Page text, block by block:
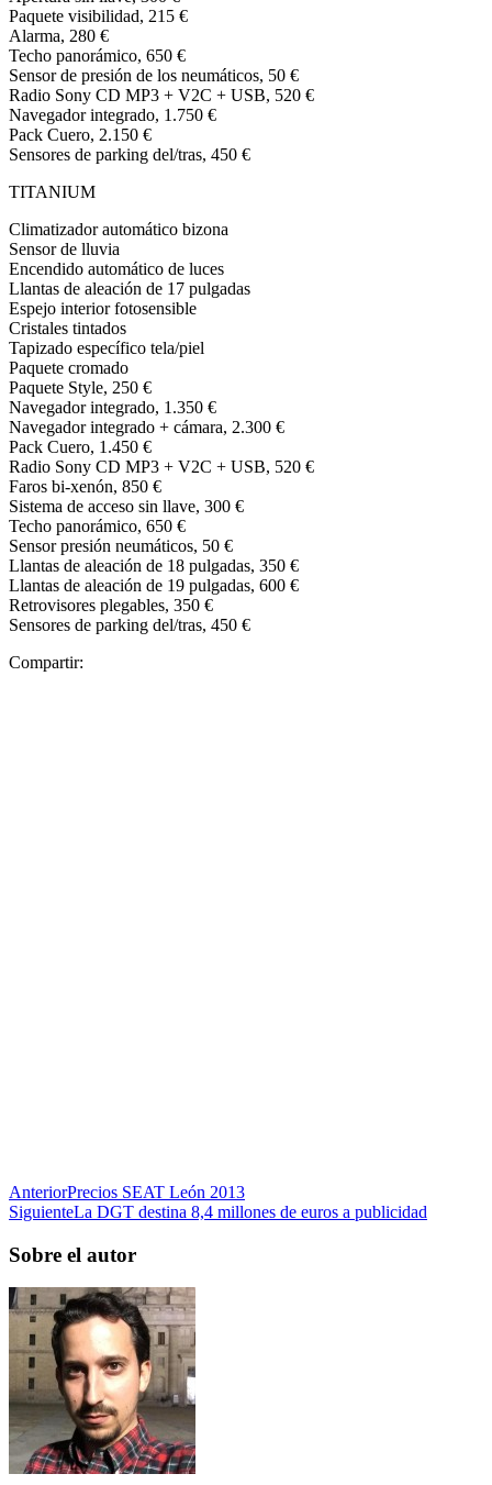
Paquete visibilidad, 215 €
Alarma, 280 €
Techo panorámico, 650 €
Sensor de presión de los neumáticos, 50 €
Radio Sony CD MP3 + V2C + USB, 520 €
Navegador integrado, 1.750 €
Pack Cuero, 2.150 €
Sensores de parking del/tras, 450 €
TITANIUM
Climatizador automático bizona
Sensor de lluvia
Encendido automático de luces
Llantas de aleación de 17 pulgadas
Espejo interior fotosensible
Cristales tintados
Tapizado específico tela/piel
Paquete cromado
Paquete Style, 250 €
Navegador integrado, 1.350 €
Navegador integrado + cámara, 2.300 €
Pack Cuero, 1.450 €
Radio Sony CD MP3 + V2C + USB, 520 €
Faros bi-xenón, 850 €
Sistema de acceso sin llave, 300 €
Techo panorámico, 650 €
Sensor presión neumáticos, 50 €
Llantas de aleación de 18 pulgadas, 350 €
Llantas de aleación de 19 pulgadas, 600 €
Retrovisores plegables, 350 €
Sensores de parking del/tras, 450 €
Compartir:
AnteriorPrecios SEAT León 2013
SiguienteLa DGT destina 8,4 millones de euros a publicidad
Sobre el autor